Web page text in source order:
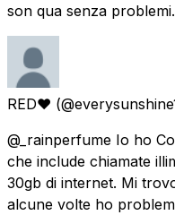
son qua senza
RED♥
@_rainperfume Io ho
che include chiamate
30gb di internet. Mi
alcune volte ho